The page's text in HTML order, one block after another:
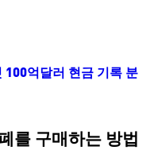
100억달러 현금 기록 분
를 구매하는 방법